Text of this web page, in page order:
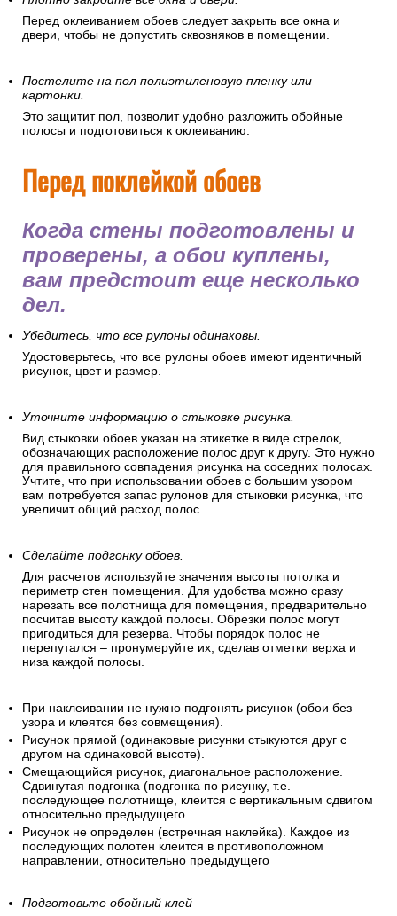
Перед оклеиванием обоев следует закрыть все окна и
двери, чтобы не допустить сквозняков в помещении.
Постелите на пол полиэтиленовую пленку или
картонки.
Это защитит пол, позволит удобно разложить обойные
полосы и подготовиться к оклеиванию.
Перед поклейкой обоев
Когда стены подготовлены и
проверены, а обои куплены,
вам предстоит еще несколько
дел.
Убедитесь, что все рулоны одинаковы.
Удостоверьтесь, что все рулоны обоев имеют идентичный
рисунок, цвет и размер.
Уточните информацию о стыковке рисунка.
Вид стыковки обоев указан на этикетке в виде стрелок,
обозначающих расположение полос друг к другу. Это нужно
для правильного совпадения рисунка на соседних полосах.
Учтите, что при использовании обоев с большим узором
вам потребуется запас рулонов для стыковки рисунка, что
увеличит общий расход полос.
Сделайте подгонку обоев.
Для расчетов используйте значения высоты потолка и
периметр стен помещения. Для удобства можно сразу
нарезать все полотнища для помещения, предварительно
посчитав высоту каждой полосы. Обрезки полос могут
пригодиться для резерва. Чтобы порядок полос не
перепутался – пронумеруйте их, сделав отметки верха и
низа каждой полосы.
При наклеивании не нужно подгонять рисунок (обои без
узора и клеятся без совмещения).
Рисунок прямой (одинаковые рисунки стыкуются друг с
другом на одинаковой высоте).
Смещающийся рисунок, диагональное расположение.
Сдвинутая подгонка (подгонка по рисунку, т.е.
последующее полотнище, клеится с вертикальным сдвигом
относительно предыдущего
Рисунок не определен (встречная наклейка). Каждое из
последующих полотен клеится в противоположном
направлении, относительно предыдущего
Подготовьте обойный клей